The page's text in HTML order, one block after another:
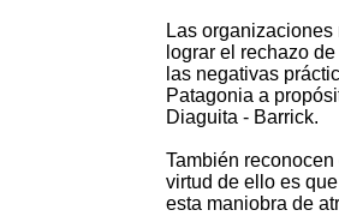
Las
lograr el rechazo
las negativas
Patagonia a
Diaguita - Barrick.
También
virtud de ello es
esta maniobra de